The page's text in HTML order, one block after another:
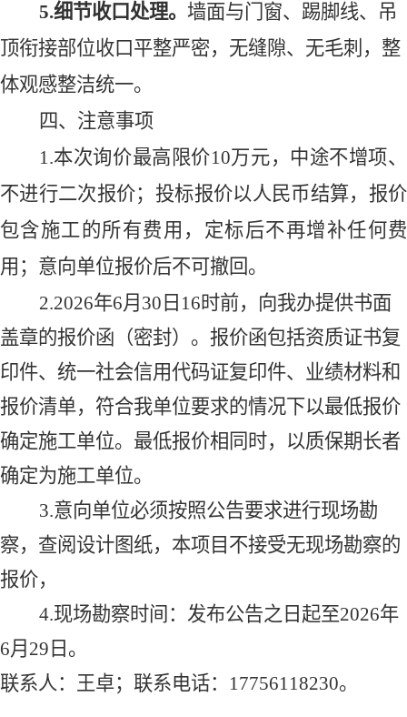
5.细节收口处理。 墙面与门窗、踢脚线、吊
顶衔接部位收口平整严密，无缝隙、无毛刺，整
体观感整洁统一。
四、 注意事项
1.本次询价最高限价10万元， 中途不增项、
不进行二次报价； 投标报价以人民币结算， 报价
包含施工的所有费用，定标后不再增补任何费
用 ；意向单位报价后不可撤回。
2.2026年6月 30 日 16时前，向我办提供书面
盖章的报价函（密封）。 报价函包括资质证书复
印件、统一社会信用代码证复印件、业绩材料和
报价清单， 符合我单位要求的情况下以最低报价
确定施工单位。 最低报价相同时，以质保期长者
确定为施工单位。
3.意向单位必须按照公告要求进行现场勘
察， 查阅设计图纸，本项目不接受无现场勘察的
报价，
4.现场勘察时间：发布公告之日起至2026年
6月 29 日。
联系人： 王卓；联系电话： 17756118230。